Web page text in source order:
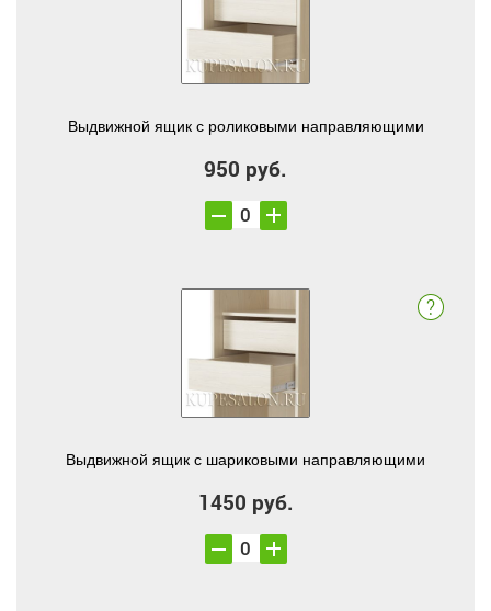
Выдвижной ящик с роликовыми направляющими
950 руб.
Выдвижной ящик с шариковыми направляющими
1450 руб.